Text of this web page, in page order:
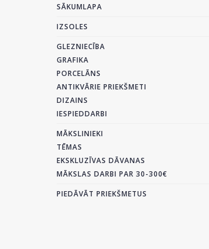
SĀKUMLAPA
IZSOLES
GLEZNIECĪBA
GRAFIKA
PORCELĀNS
ANTIKVĀRIE PRIEKŠMETI
DIZAINS
IESPIEDDARBI
MĀKSLINIEKI
TĒMAS
EKSKLUZĪVAS DĀVANAS
MĀKSLAS DARBI PAR 30-300€
PIEDĀVĀT PRIEKŠMETUS